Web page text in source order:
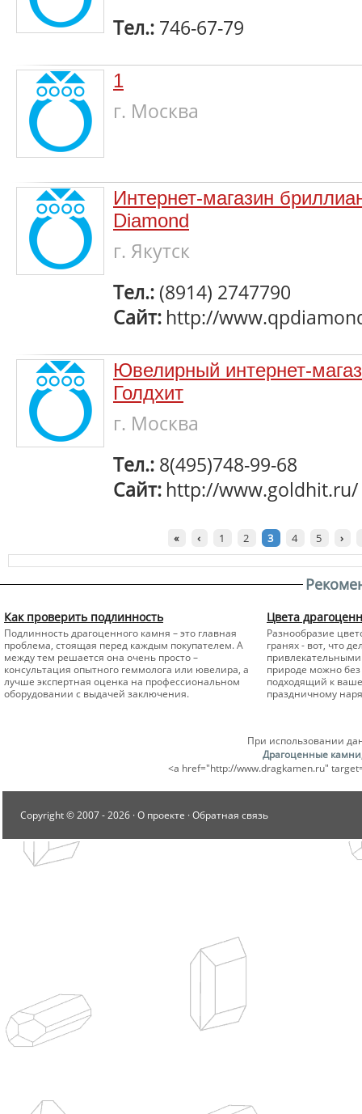
Тел.: 746-67-79
1
г. Москва
Интернет-магазин
Diamond
г. Якутск
Тел.: (8914) 2747790
Сайт: http://
Ювелирный интернет-
Голдхит
г. Москва
Тел.: 8(495)748-99-68
Сайт: http://www.goldhit.ru/
« ‹ 1 2 3 4 5 ›
Как проверить подлинность
Подлинность драгоценного камня – это главная
проблема, стоящая перед каждым покупателем. А
между тем решается она очень просто –
консультация опытного геммолога или ювелира, а
лучше экспертная оценка на профессиональном
оборудовании с выдачей заключения.
Цвета
Разнообразие
гранях - вот, что
природе можно
подходящий к
праздничному
При использовании
Драгоценные
<a href="http://www.dragkamen.ru"
Copyright © 2007 -2026 ·О проекте ·Обратная связь